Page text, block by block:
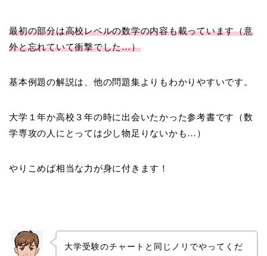
最初の部分は高校レベルの数学の内容も載っています（意
外と忘れていて衝撃でした…）
基本例題の解説は、他の問題集よりもわかりやすいです。
大学１年か高校３年の時に出会いたかった参考書です（数
学専攻の人にとっては少し物足りないかも…）
やりこめば相当な力が身に付きます！
大学受験のチャートと同じノリでやってくだ